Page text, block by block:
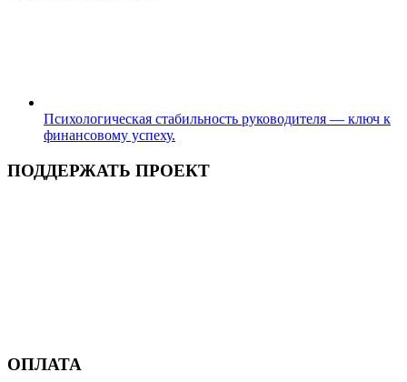
Психологическая стабильность руководителя — ключ к
финансовому успеху.
ПОДДЕРЖАТЬ ПРОЕКТ
ОПЛАТА